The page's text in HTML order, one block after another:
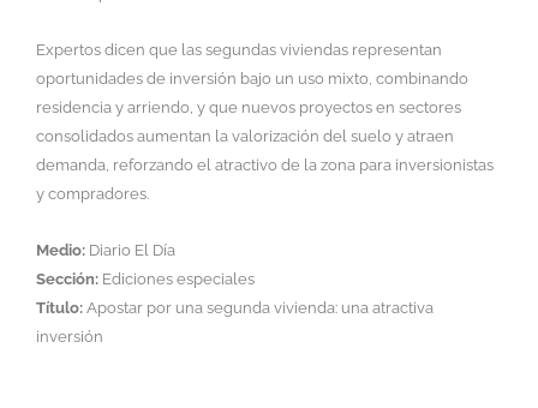
Expertos dicen que las segundas viviendas representan
oportunidades de inversión bajo un uso mixto, combinando
residencia y arriendo, y que nuevos proyectos en sectores
consolidados aumentan la valorización del suelo y atraen
demanda, reforzando el atractivo de la zona para inversionistas
y compradores.
Medio: Diario El Día
Sección: Ediciones especiales
Título: Apostar por una segunda vivienda: una atractiva
inversión